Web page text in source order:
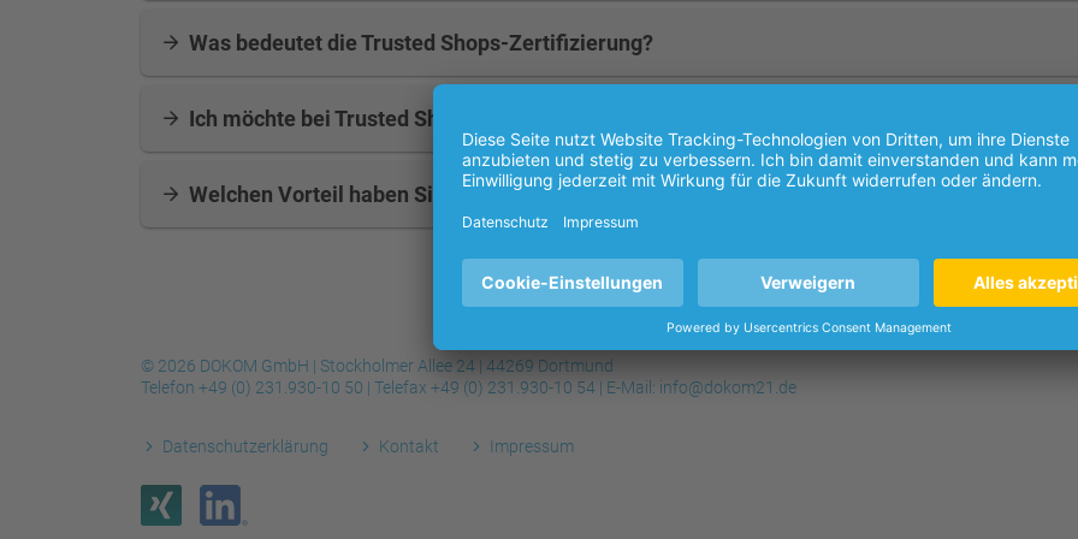
Was bedeutet die Trusted Shops-Zertifizierung?
Ich möchte bei Trusted Shops eine Bewertung abgeben. Wo finde ich die Bestellnummer?
Welchen Vorteil haben Sie als Kunde von der Trusted Shops-Zertifizierung?
© 2026 DOKOM GmbH | Stockholmer Allee 24 | 44269 Dortmund
Telefon +49 (0) 231.930-10 50 | Telefax +49 (0) 231.930-10 54 | E-Mail: info@dokom21.de
Datenschutzerklärung Kontakt Impressum